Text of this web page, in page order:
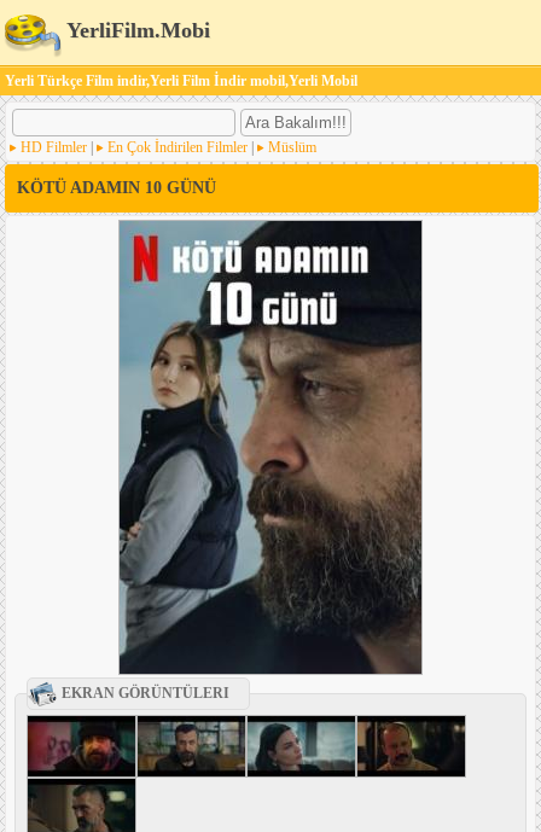
YerliFilm.Mobi
Yerli Türkçe Film indir,Yerli Film İndir mobil,Yerli Mobil
HD Filmler En Çok İndirilen Filmler Müslüm
KÖTÜ ADAMIN 10 GÜNÜ
EKRAN GÖRÜNTÜLERI